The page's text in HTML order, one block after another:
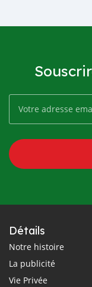
Détails
Notre histoire
La publicité
Vie Privée